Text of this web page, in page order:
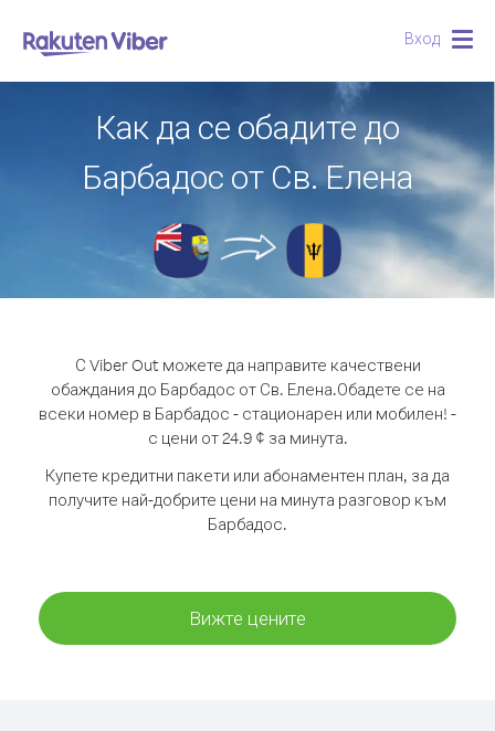
Вход
Как да се обадите до
Барбадос от Св. Елена
С Viber Out можете да направите качествени
обаждания до Барбадос от Св. Елена.Обадете се на
всеки номер в Барбадос - стационарен или мобилен! -
с цени от 24.9 ¢ за минута.
Купете кредитни пакети или абонаментен план, за да
получите най-добрите цени на минута разговор към
Барбадос.
Вижте цените